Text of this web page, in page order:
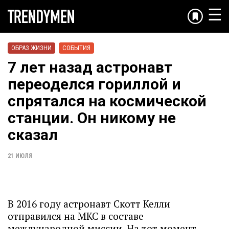
☰
ОБРАЗ ЖИЗНИ СОБЫТИЯ
7 лет назад астронавт
переоделся гориллой и
спрятался на космической
станции. Он никому не
сказал
21 ИЮЛЯ
В 2016 году астронавт Скотт Келли
отправился на МКС в составе